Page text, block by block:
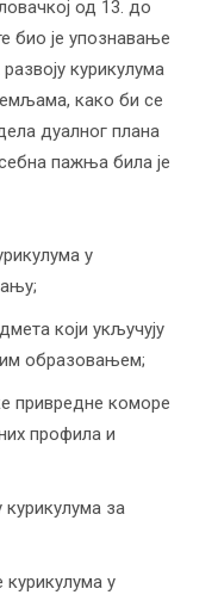
од 13. до
био је упознавање
курикулума
како би се
дуалног плана
пажња била је
у
који укључују
образовањем;
привредне коморе
профила и
за
у